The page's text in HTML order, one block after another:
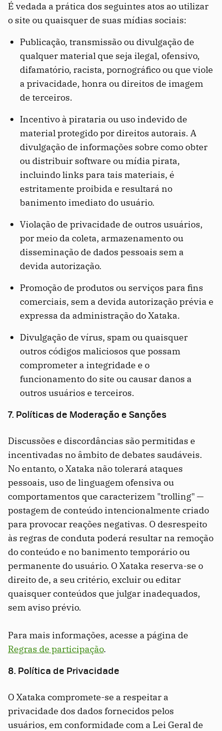
É vedada a prática dos seguintes atos ao utilizar
o site ou quaisquer de suas mídias sociais:
Publicação, transmissão ou divulgação de
qualquer material que seja ilegal, ofensivo,
difamatório, racista, pornográfico ou que viole
a privacidade, honra ou direitos de imagem
de terceiros.
Incentivo à pirataria ou uso indevido de
material protegido por direitos autorais. A
divulgação de informações sobre como obter
ou distribuir software ou mídia pirata,
incluindo links para tais materiais, é
estritamente proibida e resultará no
banimento imediato do usuário.
Violação de privacidade de outros usuários,
por meio da coleta, armazenamento ou
disseminação de dados pessoais sem a
devida autorização.
Promoção de produtos ou serviços para fins
comerciais, sem a devida autorização prévia e
expressa da administração do Xataka.
Divulgação de vírus, spam ou quaisquer
outros códigos maliciosos que possam
comprometer a integridade e o
funcionamento do site ou causar danos a
outros usuários e terceiros.
7. Políticas de Moderação e Sanções
Discussões e discordâncias são permitidas e
incentivadas no âmbito de debates saudáveis.
No entanto, o Xataka não tolerará ataques
pessoais, uso de linguagem ofensiva ou
comportamentos que caracterizem "trolling" —
postagem de conteúdo intencionalmente criado
para provocar reações negativas. O desrespeito
às regras de conduta poderá resultar na remoção
do conteúdo e no banimento temporário ou
permanente do usuário. O Xataka reserva-se o
direito de, a seu critério, excluir ou editar
quaisquer conteúdos que julgar inadequados,
sem aviso prévio.
Para mais informações, acesse a página de
Regras de participação.
8. Política de Privacidade
O Xataka compromete-se a respeitar a
privacidade dos dados fornecidos pelos
usuários, em conformidade com a Lei Geral de